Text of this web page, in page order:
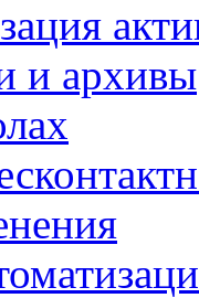
и архивы